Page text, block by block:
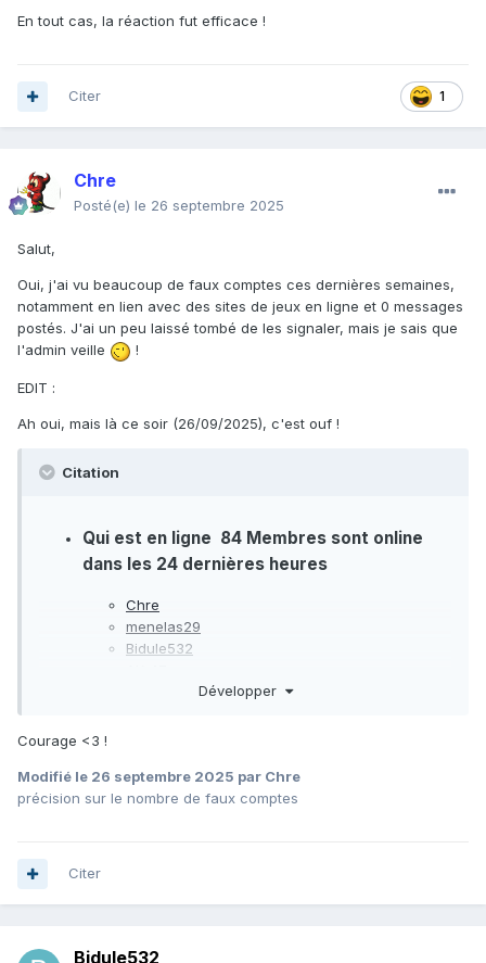
En tout cas, la réaction fut efficace !
1
Citer
Chre
Posté(e) le 26 septembre 2025
Salut,
Oui, j'ai vu beaucoup de faux comptes ces dernières semaines,
notamment en lien avec des sites de jeux en ligne et 0 messages
postés. J'ai un peu laissé tombé de les signaler, mais je sais que
l'admin veille
!
EDIT :
Ah oui, mais là ce soir (26/09/2025), c'est ouf !
Citation
Qui est en ligne 84 Membres sont online
dans les 24 dernières heures
Chre
menelas29
Bidule532
Dominique WELTER
Mathieu350k
mecano91
jamescheon
PunjabiiAaaaGyeeOyee
Développer
Courage <3 !
Modifié le 26 septembre 2025 par Chre
précision sur le nombre de faux comptes
Citer
Bidule532